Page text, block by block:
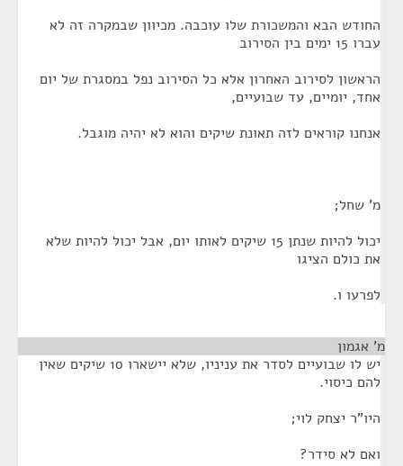
החודש הבא והמשכורת שלו עוכבה. מכיוון שבמקרה זה לא
עברו 15 ימים בין הסירוב
הראשון לסירוב האחרון אלא כל הסירוב נפל במסגרת של יום
אחד, יומיים, עד שבועיים,
אנחנו קוראים לזה תאונת שיקים והוא לא יהיה מוגבל.
מ' שחל;
יכול להיות שנתן 15 שיקים לאותו יום, אבל יכול להיות שלא
את כולם הציגו
לפרעו ו.
מ' אגמון
יש לו שבועיים לסדר את עניניו, שלא יישארו 10 שיקים שאין
להם כיסוי.
היו"ר יצחק לוי;
ואם לא סידר?